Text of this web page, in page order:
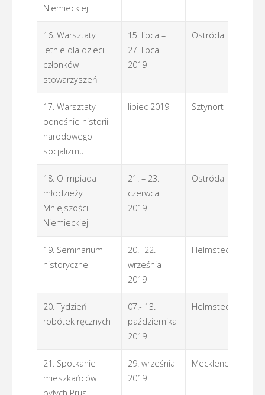
Niemieckiej
16. Warsztaty
letnie dla dzieci
członków
stowarzyszeń
15. lipca –
27. lipca
2019
Ostróda
17. Warsztaty
odnośnie historii
narodowego
socjalizmu
lipiec 2019 Sztynort
18. Olimpiada
młodzieży
Mniejszości
Niemieckiej
21. – 23.
czerwca
2019
Ostróda
19. Seminarium
historyczne
20.- 22.
września
2019
Helmstedt
20. Tydzień
robótek ręcznych
07.- 13.
października
2019
Helmstedt
21. Spotkanie
mieszkańców
29. września
2019
Mecklenburg